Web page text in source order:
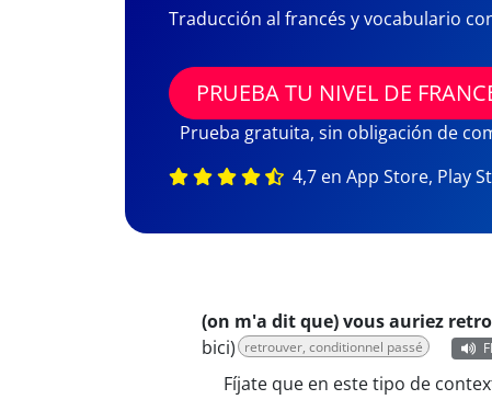
Traducción al francés y vocabulario
PRUEBA TU NIVEL DE
Prueba gratuita, sin obligación de
4,7 en App Store, Play
(on m'a dit que) vous auriez
bici) retrouver, conditionnel passé
Fíjate que en este tipo de